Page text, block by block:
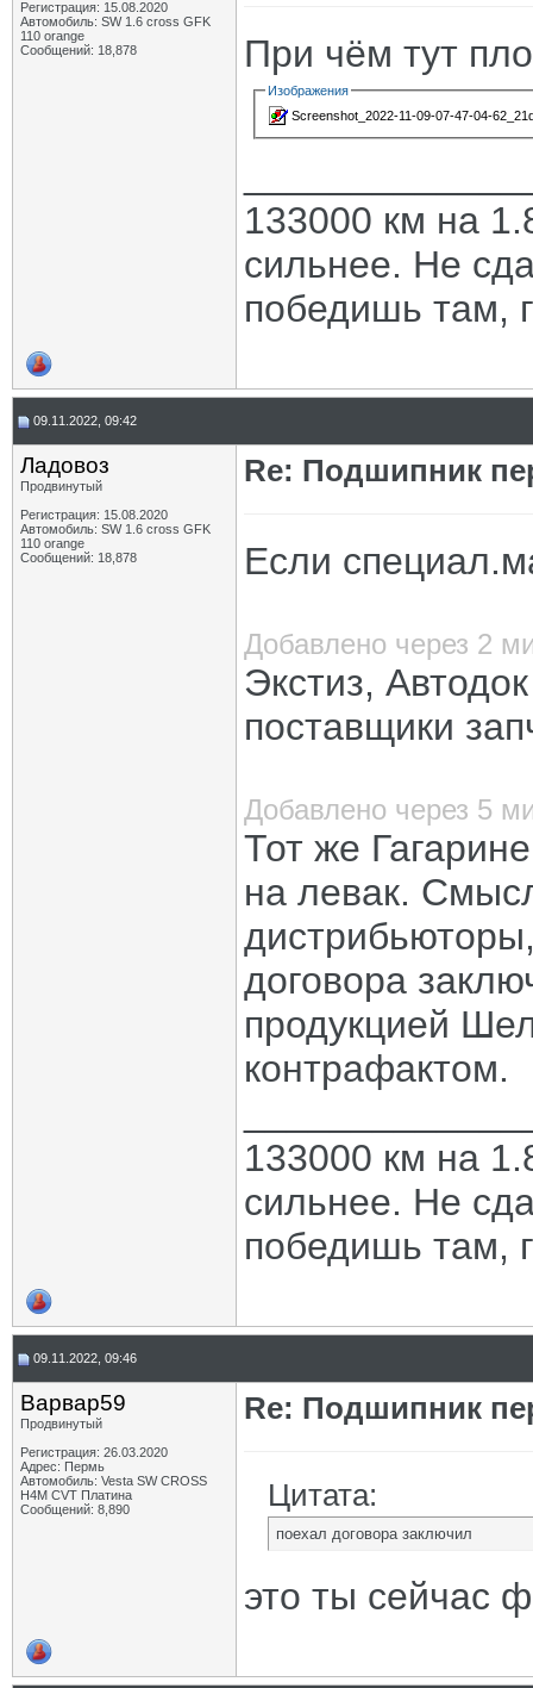
Регистрация: 15.08.2020
Автомобиль: SW 1.6 cross GFK
110 orange
Сообщений: 18,878
При чём тут
Изображения
Screenshot_2022-11-09-07-47-04-
133000 км на
сильнее. Не
победишь там,
09.11.2022, 09:42
Ладовоз
Продвинутый
Регистрация: 15.08.2020
Автомобиль: SW 1.6 cross GFK
110 orange
Сообщений: 18,878
Re: Подшипник
Если
Добавлено через 2
Экстиз,
поставщики
Добавлено через 5
Тот же
на левак.
договора
продукцией
контрафактом.
133000 км на
сильнее. Не
победишь там,
09.11.2022, 09:46
Варвар59
Продвинутый
Регистрация: 26.03.2020
Адрес: Пермь
Автомобиль: Vesta SW CROSS
H4M CVT Платина
Сообщений: 8,890
Re: Подшипник
Цитата:
поехал договора заключил
это ты сейчас